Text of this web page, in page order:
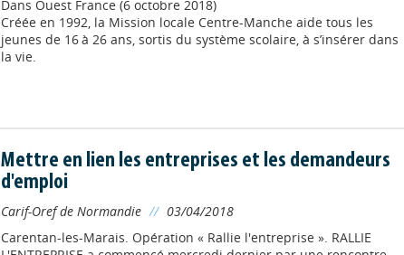
Dans Ouest France (6 octobre 2018)
Créée en 1992, la Mission locale Centre-Manche aide tous les
jeunes de 16 à 26 ans, sortis du système scolaire, à s’insérer dans
la vie.
Mettre en lien les entreprises et les demandeurs
d'emploi
Carif-Oref de Normandie // 03/04/2018
Carentan-les-Marais. Opération « Rallie l'entreprise ». RALLIE